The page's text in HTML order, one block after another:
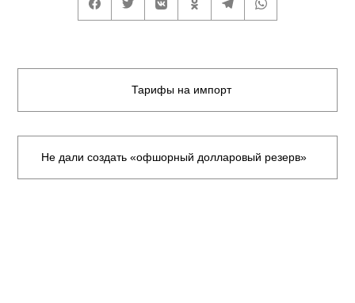
Тарифы на импорт
Не дали создать «офшорный долларовый резерв»